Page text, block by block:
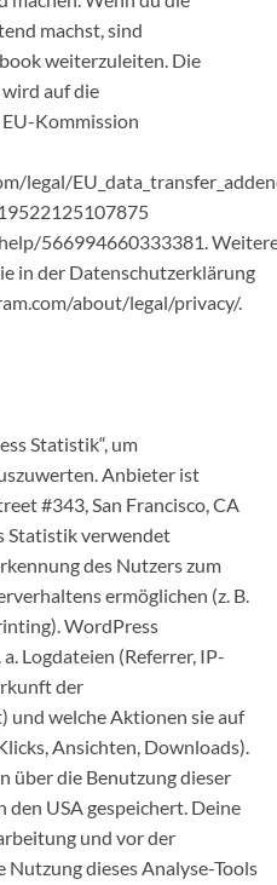
machst, sind
weiterzuleiten. Die
auf die
Kommission
legal/
566994660333381.
in der Datenschutzerklärung
about/legal/privacy/.
Statistik“, um
Anbieter ist
#343, San Francisco, CA
Statistik verwendet
des Nutzers zum
ermöglichen (z. B.
WordPress
Logdateien (Referrer, IP-
der
und welche Aktionen sie auf
Ansichten, Downloads).
über die Benutzung dieser
den USA gespeichert. Deine
und vor der
dieses Analyse-Tools